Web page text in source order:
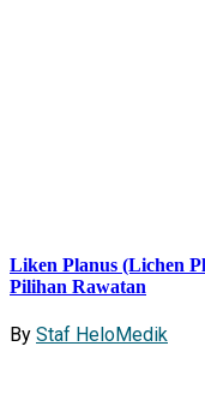
Liken Planus (Lichen
Pilihan Rawatan
By Staf HeloMedik